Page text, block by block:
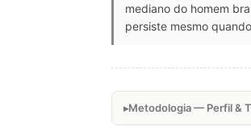
mediano do homem
persiste mesmo
Metodologia — Perfil &